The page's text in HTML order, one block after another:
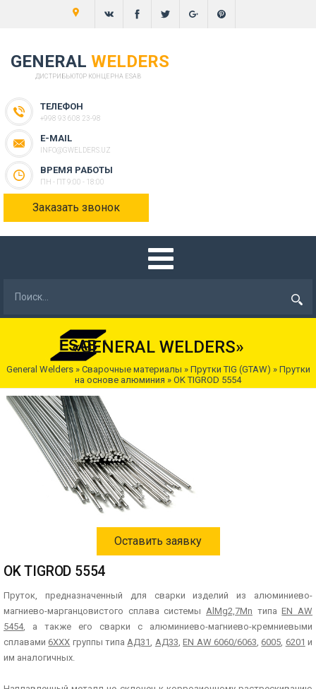
GENERAL WELDERS
ДИСТРИБЬЮТОР КОНЦЕРНА ESAB
ТЕЛЕФОН
+998 93 608 23-98
E-MAIL
INFO@GWELDERS.UZ
ВРЕМЯ РАБОТЫ
ПН - ПТ 9:00 - 18:00
Заказать звонок
«GENERAL WELDERS»
General Welders» Сварочные материалы » Прутки TIG (GTAW) » Прутки
на основе алюминия » OK TIGROD 5554
Оставить заявку
OK TIGROD 5554
Пруток, предназначенный для сварки изделий из алюминиево-
магниево-марганцовистого сплава системы AlMg2,7Mn типаEN AW
5454, а также его сварки с алюминиево-магниево-кремниевыми
сплавами 6ХХХ группы типа АД31 АД33 ,EN AW 6060/6063 6005 6201 и
им аналогичных.